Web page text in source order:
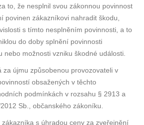
to, že nesplnil svou zákonnou povinnost
povinen zákazníkovi nahradit škodu,
s tímto nesplněním povinnosti, a to
do doby splnění povinnosti
nebo možnosti vzniku škodné události.
za újmu způsobenou provozovateli v
obsažených v těchto
podmínkách v rozsahu § 2913 a
Sb., občanského zákoníku.
s úhradou ceny za zveřejnění